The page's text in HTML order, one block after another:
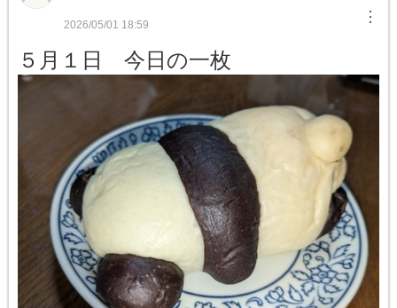
2026/05/01 18:59 ︙
５月１日 今日の一枚